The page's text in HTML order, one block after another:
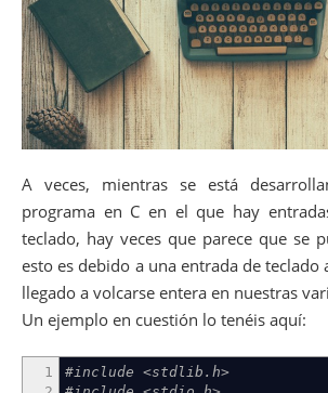
52
53
54
55
56
57
58
61
62
63
65
66
…Leer artículo completo
A veces, mientras se está
programa en C en el que hay
teclado, hay veces que parece que se
esto es debido a una entrada de
llegado a volcarse entera en nuestras
Un ejemplo en cuestión lo tenéis aquí:
1
#include <stdlib.h>